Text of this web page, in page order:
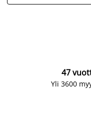
47
Yli 3600